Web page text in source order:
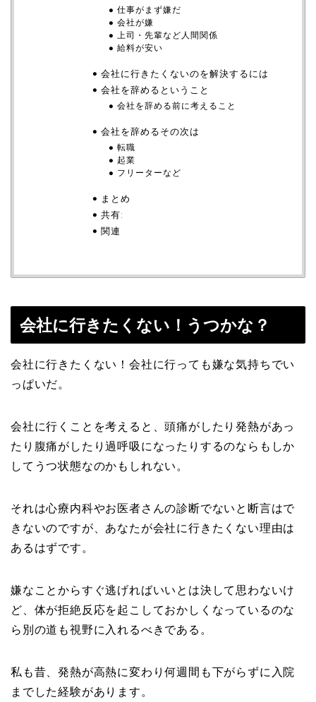
仕事がまず嫌だ
会社が嫌
上司・先輩など人間関係
給料が安い
会社に行きたくないのを解決するには
会社を辞めるということ
会社を辞める前に考えること
会社を辞めるその次は
転職
起業
フリーターなど
まとめ
共有:
関連
会社に行きたくない！うつかな？
会社に行きたくない！会社に行っても嫌な気持ちでい
っぱいだ。
会社に行くことを考えると、頭痛がしたり発熱があっ
たり腹痛がしたり過呼吸になったりするのならもしか
してうつ状態なのかもしれない。
それは心療内科やお医者さんの診断でないと断言はで
きないのですが、あなたが会社に行きたくない理由は
あるはずです。
嫌なことからすぐ逃げればいいとは決して思わないけ
ど、体が拒絶反応を起こしておかしくなっているのな
ら別の道も視野に入れるべきである。
私も昔、発熱が高熱に変わり何週間も下がらずに入院
までした経験があります。